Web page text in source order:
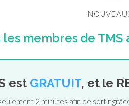
membres de
est GRATUIT, et le
2 minutes afin de sortir